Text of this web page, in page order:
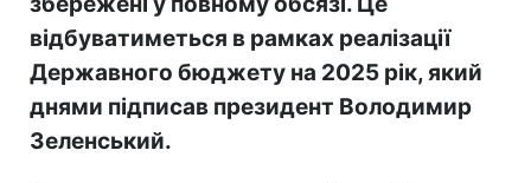
відбуватиметься в рамках реалізації
Державного бюджету на 2025 рік, який
днями підписав президент Володимир
Зеленський.